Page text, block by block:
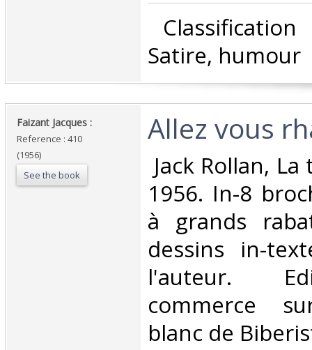
Satire, humour‎
‎Faizant Jacques : ‎
Reference : 410
(1956)
See the book
‎Allez vous
Jack Rollan,
1956. In-8
à grands
dessins in-
l'auteur.
commerce
blanc de